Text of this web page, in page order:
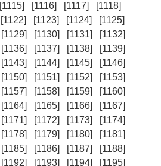
[1115] [1116] [1117]
[1118]
[1122] [1123] [1124]
[1125]
[1129] [1130] [1131]
[1132]
[1136] [1137] [1138]
[1139]
[1143] [1144] [1145]
[1146]
[1150] [1151] [1152]
[1153]
[1157] [1158] [1159]
[1160]
[1164] [1165] [1166]
[1167]
[1171] [1172] [1173]
[1174]
[1178] [1179] [1180]
[1181]
[1185] [1186] [1187]
[1188]
[1192] [1193] [1194]
[1195]